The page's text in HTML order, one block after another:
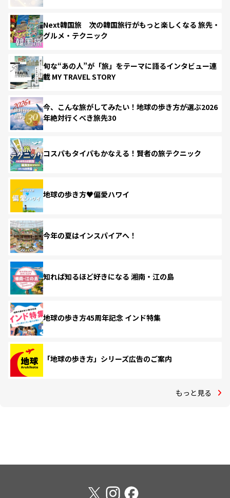
Next韓国旅 次の韓国旅行がもっと楽しくなる 旅先・
グルメ・テクニック
旬な“あの人”が「旅」をテーマに語るインタビュー連
載 MY TRAVEL STORY
今、こんな旅がしてみたい！地球の歩き方が選ぶ2026
年絶対行くべき旅先30
コスパもタイパもかなえる！賢者の旅テクニック
地球の歩き方♥偏愛ハワイ
今年の夏はインスパイアへ！
知れば知るほど好きになる 湘南・江の島
地球の歩き方45周年記念 インド特集
「地球の歩き方」シリーズ広告のご案内
もっと見る